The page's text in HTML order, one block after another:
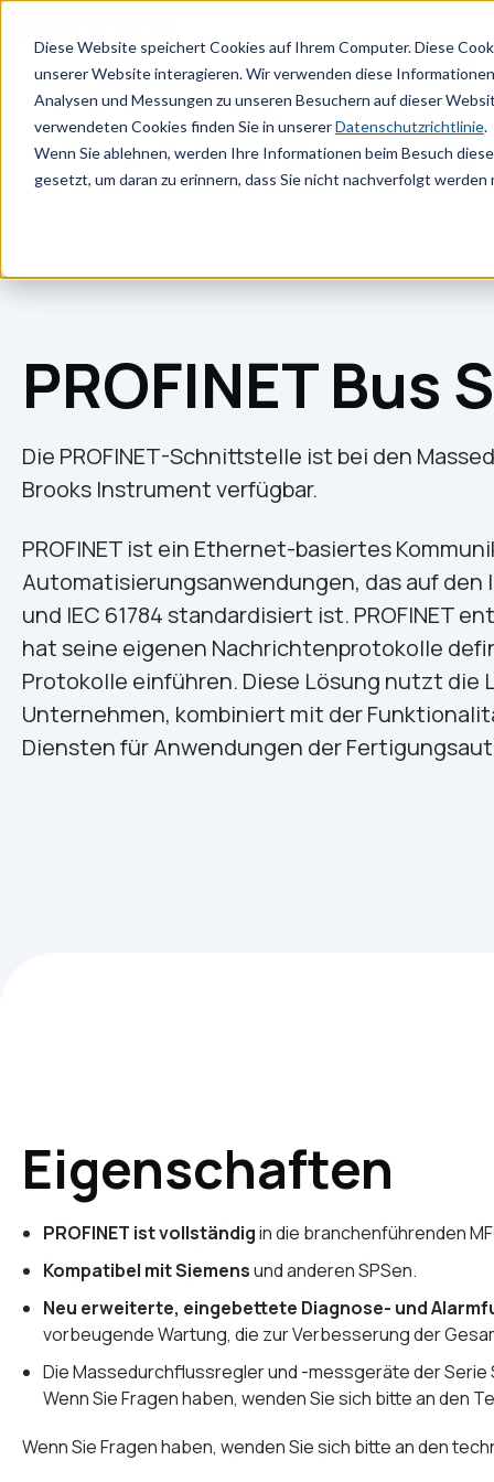
Diese Website speichert Cookies auf Ihrem Computer. Diese
unserer Website interagieren. Wir verwenden diese
Analysen und Messungen zu unseren Besuchern auf dieser
verwendeten Cookies finden Sie in unsererDatenschutzrichtlinie.
Wenn Sie ablehnen, werden Ihre Informationen beim Besuch
gesetzt, um daran zu erinnern, dass Sie nicht nachverfolgt werden
Zum Hauptinhalt springen
Produkte Märkte
PROFINET Bus
Die PROFINET-Schnittstelle ist bei den
Brooks Instrument verfügbar.
PROFINET ist ein Ethernet-basiertes
Automatisierungsanwendungen, das auf den
und IEC 61784 standardisiert ist. PROFINET
hat seine eigenen Nachrichtenprotokolle
Protokolle einführen. Diese Lösung nutzt
Unternehmen, kombiniert mit der
Diensten für Anwendungen der
Eigenschaften
PROFINET ist vollständigin die branchenführenden
Kompatibel mit Siemensund anderen SPSen.
Neu erweiterte, eingebettete Diagnose- und
vorbeugende Wartung, die zur Verbesserung der
Die Massedurchflussregler und -messgeräte der Serie
Wenn Sie Fragen haben, wenden Sie sich bitte an den
Wenn Sie Fragen haben, wenden Sie sich bitte an den